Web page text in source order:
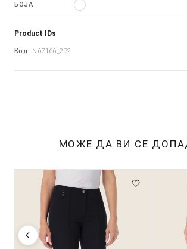
БОЈА
Product IDs
Код: N67166_272
МОЖЕ ДА ВИ СЕ